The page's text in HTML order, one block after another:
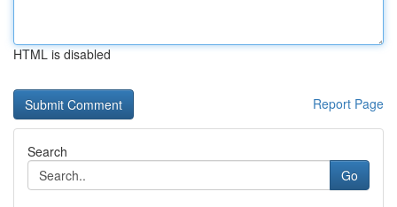
HTML is disabled
Report Page
Search
Go